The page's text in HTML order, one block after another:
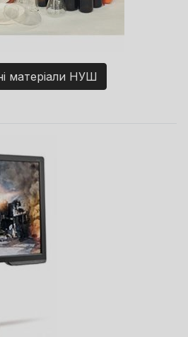
матеріали НУШ
GmbH
& Support